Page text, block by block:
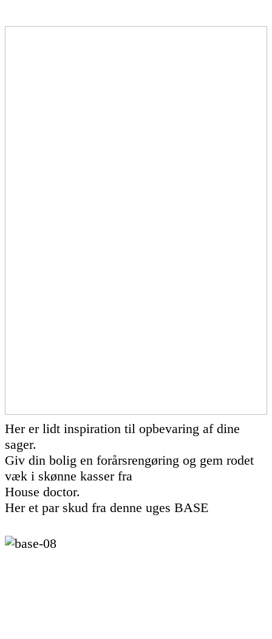
Her er lidt inspiration til opbevaring af dine
sager.
Giv din bolig en forårsrengøring og gem rodet
væk i skønne kasser fra
House doctor.
Her et par skud fra denne uges BASE